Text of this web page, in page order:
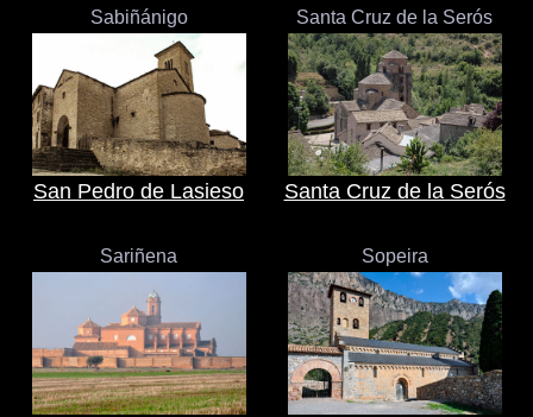
Sabiñánigo
San Pedro de Lasieso
Santa Cruz de la Serós
Santa Cruz de la Serós
Sariñena Sopeira